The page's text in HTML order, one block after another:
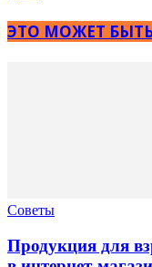
ЭТО МОЖЕТ
Советы
Продукция для